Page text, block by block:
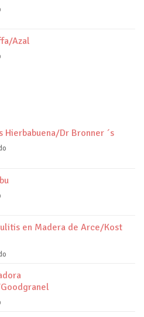
Azal
Hierbabuena/Dr Bronner ´s
en Madera de Arce/Kost